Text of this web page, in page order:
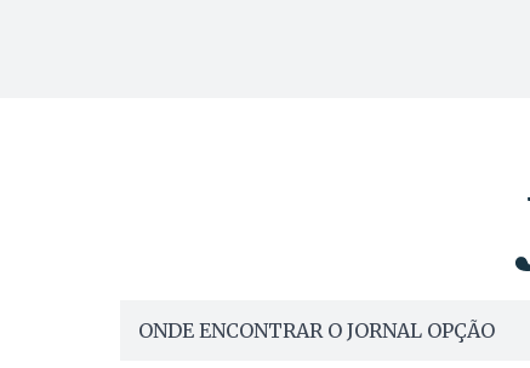
ONDE ENCONTRAR O JORNAL OPÇÃO